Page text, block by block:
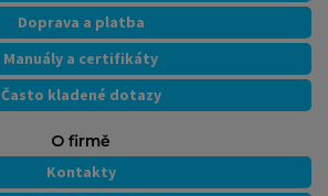
Doprava a platba
Manuály a certifikáty
Často kladené dotazy
O firmě
Kontakty